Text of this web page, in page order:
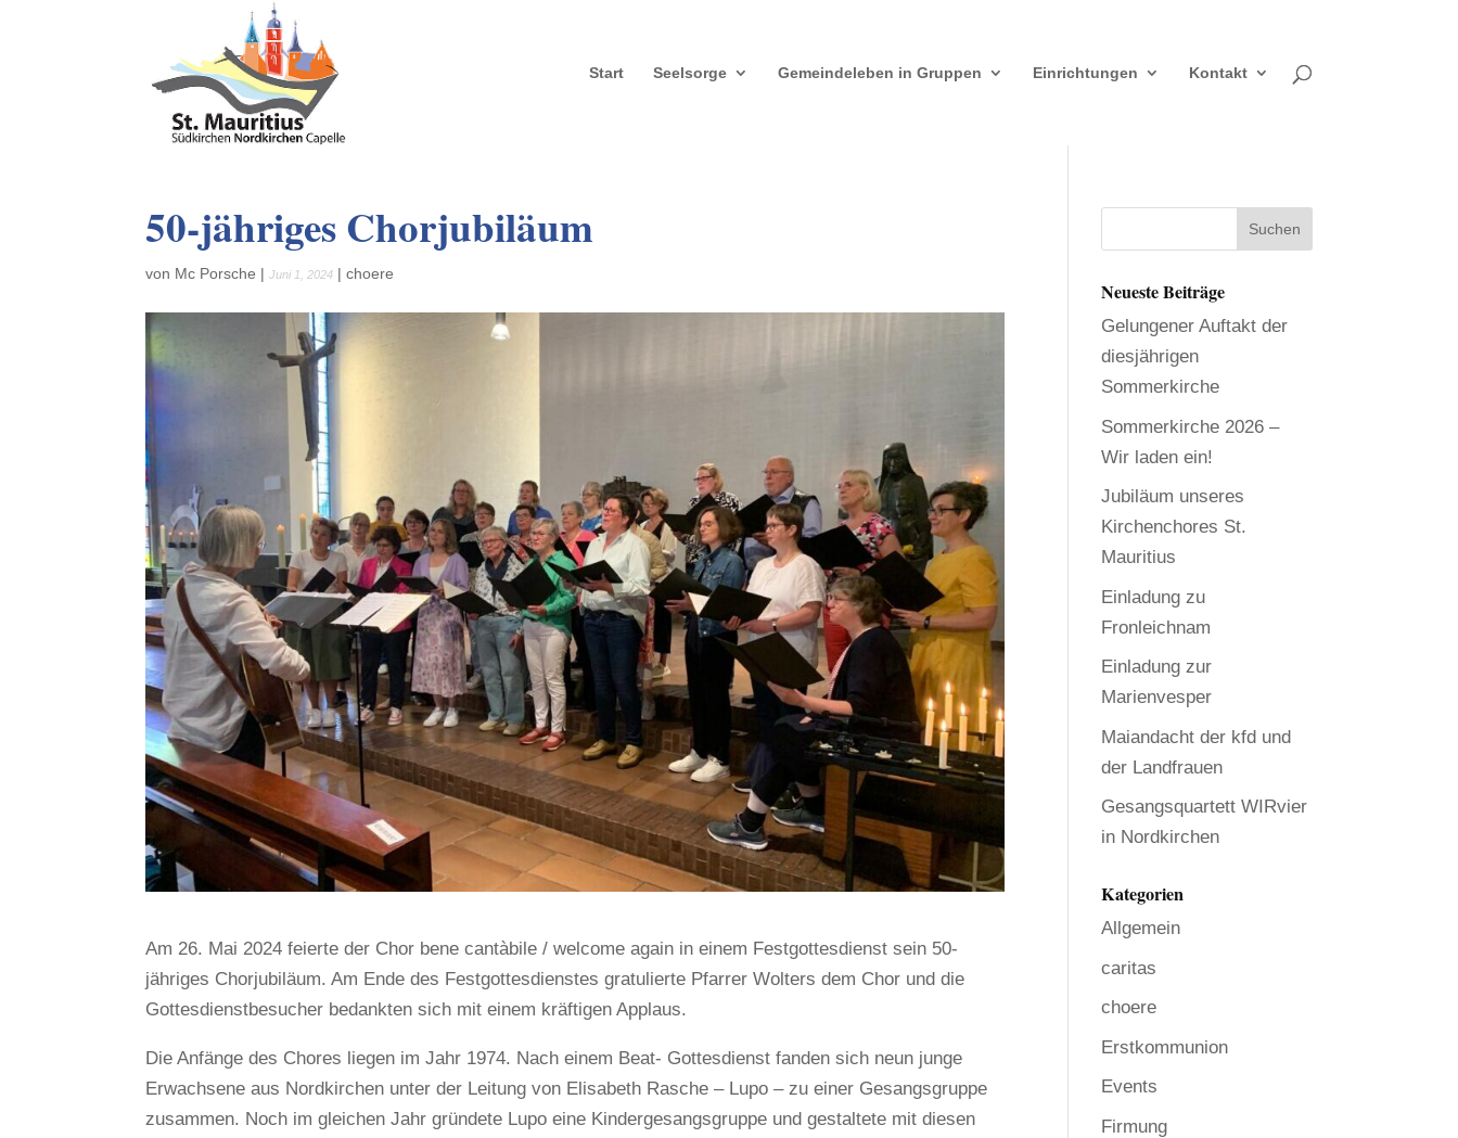
Start Seelsorge Gemeindeleben in Gruppen Einrichtungen Kontakt
50-jähriges Chorjubiläum
von Mc Porsche |Juni 1, 2024 |choere
Am 26. Mai 2024 feierte der Chor bene cantàbile / welcome again in einem Festgottesdienst sein 50-
jähriges Chorjubiläum. Am Ende des Festgottesdienstes gratulierte Pfarrer Wolters dem Chor und die
Gottesdienstbesucher bedankten sich mit einem kräftigen Applaus.
Die Anfänge des Chores liegen im Jahr 1974. Nach einem Beat- Gottesdienst fanden sich neun junge
Erwachsene aus Nordkirchen unter der Leitung von Elisabeth Rasche – Lupo – zu einer Gesangsgruppe
zusammen. Noch im gleichen Jahr gründete Lupo eine Kindergesangsgruppe und gestaltete mit diesen
Neueste Beiträge
Gelungener Auftakt der
diesjährigen
Sommerkirche
Sommerkirche 2026 –
Wir laden ein!
Jubiläum unseres
Kirchenchores St.
Mauritius
Einladung zu
Fronleichnam
Einladung zur
Marienvesper
Maiandacht der kfd und
der Landfrauen
Gesangsquartett WIRvier
in Nordkirchen
Kategorien
Allgemein
caritas
choere
Erstkommunion
Events
Firmung